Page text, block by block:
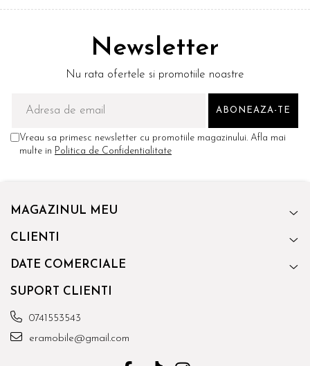
Newsletter
Nu rata ofertele si promotiile noastre
Vreau sa primesc newsletter cu promotiile magazinului. Afla mai
multe in Politica de Confidentialitate
MAGAZINUL MEU
CLIENTI
DATE COMERCIALE
SUPORT CLIENTI
0741553543
eramobile@gmail.com